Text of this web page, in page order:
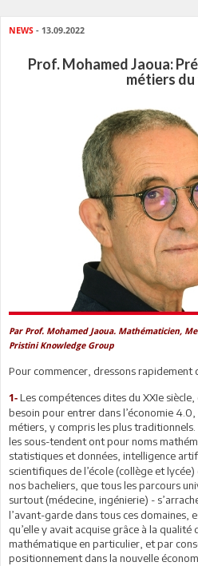
NEWS - 13.09.2022
Prof. Mohamed Jaoua:
métiers
Par Prof. Mohamed Jaoua. Mathématicien,
Pristini Knowledge Group
Pour commencer, dressons rapidement
1- Les compétences dites du XXIe
besoin pour entrer dans l’économie
métiers, y compris les plus
les sous-tendent ont pour noms
statistiques et données, intelligence
scientifiques de l’école (collège et
nos bacheliers, que tous les parcours
surtout (médecine, ingénierie) -
l’avant-garde dans tous ces domaines,
qu’elle y avait acquise grâce à la qualité
mathématique en particulier, et par
positionnement dans la nouvelle